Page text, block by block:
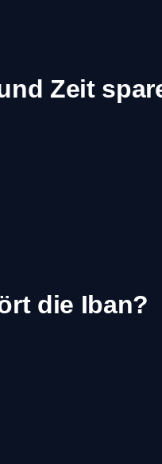
Zeit
die Iban?